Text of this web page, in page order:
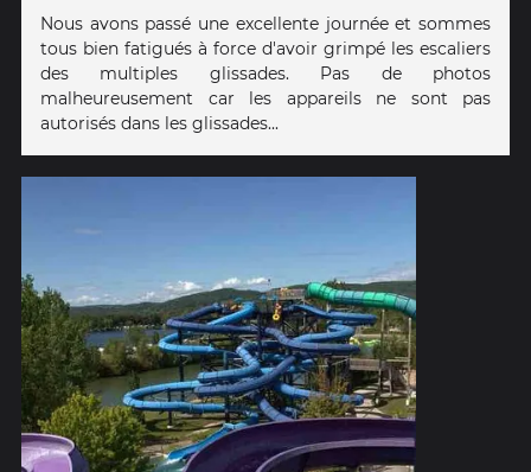
Nous avons passé une excellente journée et sommes
tous bien fatigués à force d'avoir grimpé les escaliers
des multiples glissades. Pas de photos
malheureusement car les appareils ne sont pas
autorisés dans les glissades...